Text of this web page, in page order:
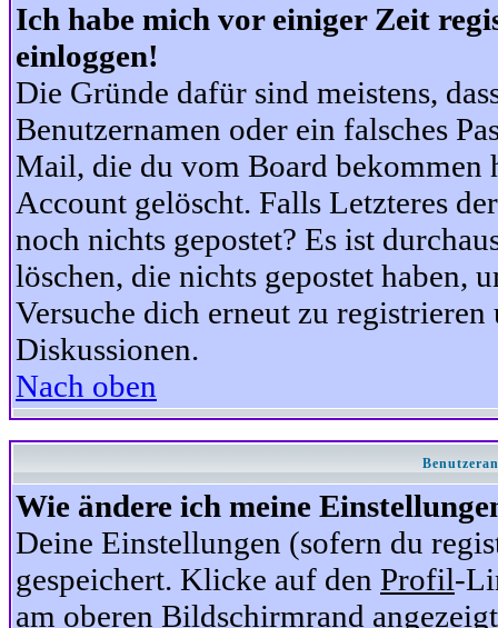
Ich habe mich vor einiger Zeit
einloggen!
Die Gründe dafür sind meistens,
Benutzernamen oder ein falsches
Mail, die du vom Board bekommen
Account gelöscht. Falls Letzteres
noch nichts gepostet? Es ist
löschen, die nichts gepostet haben,
Versuche dich erneut zu
Diskussionen.
Nach oben
Wie ändere ich meine
Deine Einstellungen (sofern du
gespeichert. Klicke auf den Profil-
am oberen Bildschirmrand